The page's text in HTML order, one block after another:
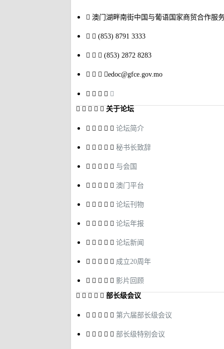
澳门湖畔南街中国与葡语国家商贸合作服
(853) 8791 3333
(853) 2872 8283
edoc@gfce.gov.mo
关于论坛
论坛简介
秘书长致辞
与会国
澳门平台
论坛刊物
论坛年报
论坛新闻
成立20周年
影片回顾
部长级会议
第六届部长级会议
部长级特别会议